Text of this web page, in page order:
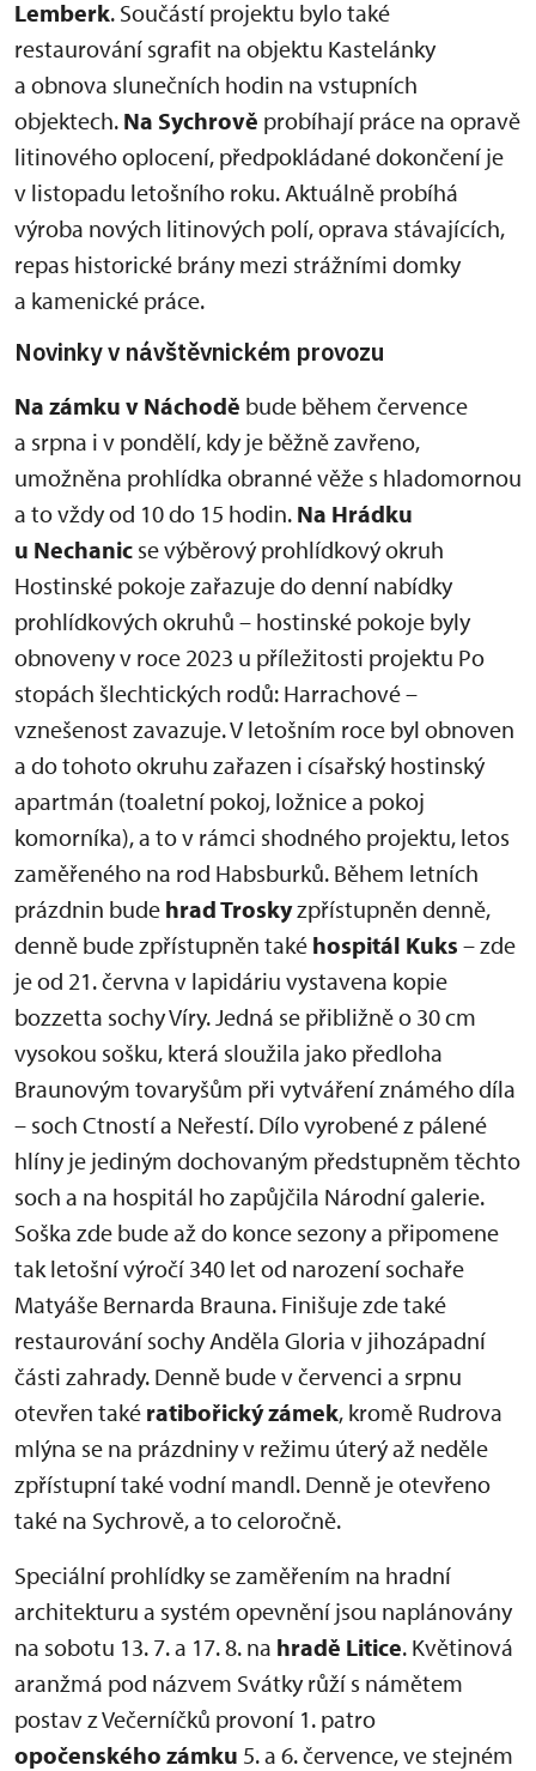
Lemberk. Součástí projektu bylo také
restaurování sgrafit na objektu Kastelánky
a obnova slunečních hodin na vstupních
objektech. Na Sychrově probíhají práce na opravě
litinového oplocení, předpokládané dokončení je
v listopadu letošního roku. Aktuálně probíhá
výroba nových litinových polí, oprava stávajících,
repas historické brány mezi strážními domky
a kamenické práce.
Novinky v návštěvnickém provozu
Na zámku v Náchodě bude během července
a srpna i v pondělí, kdy je běžně zavřeno,
umožněna prohlídka obranné věže s hladomornou
a to vždy od 10 do 15 hodin. Na Hrádku
u Nechanic se výběrový prohlídkový okruh
Hostinské pokoje zařazuje do denní nabídky
prohlídkových okruhů – hostinské pokoje byly
obnoveny v roce 2023 u příležitosti projektu Po
stopách šlechtických rodů: Harrachové –
vznešenost zavazuje. V letošním roce byl obnoven
a do tohoto okruhu zařazen i císařský hostinský
apartmán (toaletní pokoj, ložnice a pokoj
komorníka), a to v rámci shodného projektu, letos
zaměřeného na rod Habsburků. Během letních
prázdnin bude hrad Troskyzpřístupněn denně,
denně bude zpřístupněn také hospitál Kuks – zde
je od 21. června v lapidáriu vystavena kopie
bozzetta sochy Víry. Jedná se přibližně o 30 cm
vysokou sošku, která sloužila jako předloha
Braunovým tovaryšům při vytváření známého díla
– soch Ctností a Neřestí. Dílo vyrobené z pálené
hlíny je jediným dochovaným předstupněm těchto
soch a na hospitál ho zapůjčila Národní galerie.
Soška zde bude až do konce sezony a připomene
tak letošní výročí 340 let od narození sochaře
Matyáše Bernarda Brauna. Finišuje zde také
restaurování sochy Anděla Gloria v jihozápadní
části zahrady. Denně bude v červenci a srpnu
otevřen také ratibořický zámek, kromě Rudrova
mlýna se na prázdniny v režimu úterý až neděle
zpřístupní také vodní mandl. Denně je otevřeno
také na Sychrově, a to celoročně.
Speciální prohlídky se zaměřením na hradní
architekturu a systém opevnění jsou naplánovány
na sobotu 13. 7. a 17. 8. na hradě Litice. Květinová
aranžmá pod názvem Svátky růží s námětem
postav z Večerníčků provoní 1. patro
opočenského zámku 5. a 6. července, ve stejném